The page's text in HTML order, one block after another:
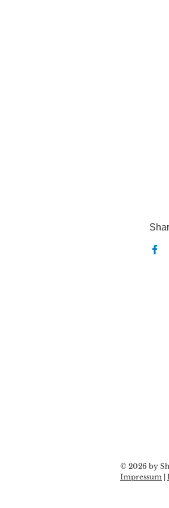
© 2026 by
Impressum |